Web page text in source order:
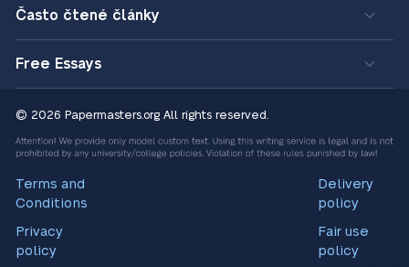
Často čtené články
Free Essays
© 2026 Papermasters.org All rights reserved.
Terms and
Conditions
Privacy
policy
Delivery
policy
Fair use
policy